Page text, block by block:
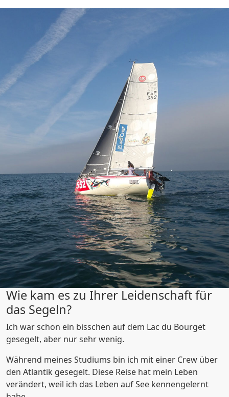
Wie kam es zu Ihrer Leidenschaft für
das Segeln?
Ich war schon ein bisschen auf dem Lac du Bourget
gesegelt, aber nur sehr wenig.
Während meines Studiums bin ich mit einer Crew über
den Atlantik gesegelt. Diese Reise hat mein Leben
verändert, weil ich das Leben auf See kennengelernt